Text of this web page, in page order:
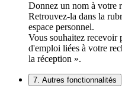
Donnez un nom à votre
Retrouvez-la dans la
espace personnel.
Vous souhaitez recevoir
d'emploi liées à votre
la réception ».
7. Autres fonctionnalités